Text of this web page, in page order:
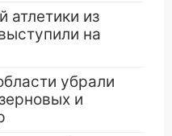
атлетики из
на
убрали
и